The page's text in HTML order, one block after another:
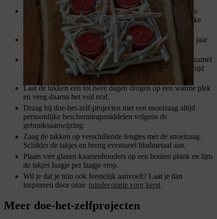
Dit doe-het-zelf-project voor een kaarsenkrans van takjes
brengt je in de feeststemming en geeft een chique, rustieke
touch aan je decoratie.
Deze houten adventskrans gaat lang mee en kan je ieder jaar
opnieuw gebruiken.
Kies geschikte takken in je tuin of op het platteland. Verzamel
buiten je eigen tuin alleen hout dat op de grond ligt en snijd
het nooit af van levende bomen.
Laat de takken een tot twee dagen drogen op een warme plek
en veeg daarna het vuil eraf.
Draag bij doe-het-zelf-projecten met een snoeizaag altijd
persoonlijke beschermingsmiddelen volgens de
gebruiksaanwijzing.
Zaag de takken op verschillende lengtes met de snoeizaag.
Schilder de takjes en breng eventueel bladmetaal aan.
Plaats vier glazen kaarsenhouders op een houten plank en lijm
de takjes laagje per laagje erop.
Wil je dat je tuin ook feestelijk aanvoelt? Laat je dan
inspireren door onze tuindecoratie voor kerst.
Meer doe-het-zelfprojecten